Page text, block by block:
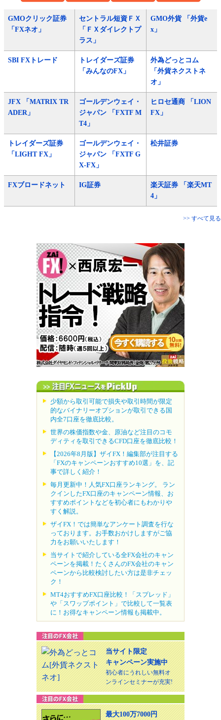
GMOクリック証券
「FXネオ」
セントラル短資ＦＸ
「ＦＸダイレクトプ
ラス」
GMO外貨 「外貨e
x」
SBI FXトレード
トレイダーズ証券
「みんなのFX」
外為どっとコム
「外貨ネクストネ
オ」
JFX 「MATRIX TR
ADER」
ゴールデンウェイ・
ジャパン 「FXTF M
T4」
ヒロセ通商 「LION
FX」
トレイダーズ証券
「LIGHT FX」
ゴールデンウェイ・
ジャパン 「FXTF G
X-FX」
松井証券
FXブロードネット IG証券
楽天証券 「楽天MT
4」
>> すべて見る
少額から取引可能で損失や取引時間が限定
的なバイナリーオプションが取引できる国
内全7口座を徹底比較。
世界の株価指数や金、原油など注目のコモ
ディティを取引できるCFD口座を徹底比較！
【2026年8月版】ザイFX！編集部が注目する
「FXのキャンペーンおすすめ10選」を、記
事で詳しく紹介！
毎月更新中！人気FX口座ランキング。 ラン
クインしたFX口座のキャンペーン情報、お
すすめポイントなどを初心者にもわかりや
すく解説。
ザイFX！では簡単なアンケート調査を行な
っております。お手数おかけしますがご協
力をお願いいたします！
当サイトで紹介している全FX会社のキャン
ペーンを掲載！たくさんのFX会社のキャン
ペーンから比較検討したい方は是非チェッ
ク！
MT4おすすめFX口座比較！「スプレッド」
や「スワップポイント」で比較して一覧表
に！お得なキャンペーン情報も掲載中。
当サイト限定
キャンペーン実施中
初心者にうれしい無料オ
ンラインセミナーが充実!
最大100万7000円